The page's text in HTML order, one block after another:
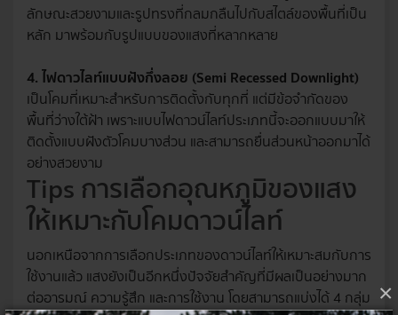
×
ลักษณะสวยงามและรูปทรงที่กลมกลืนไปกับสไตล์ของพื้นที่เป็น
หลัก มาพร้อมกับรูปแบบของแสงที่หลากหลาย
4. ไฟดาวไลท์แบบฝังกึ่งลอย (Semi Recessed Downlight)
เป็นโคมที่เหมาะสำหรับการติดตั้งกับทุกที่ แต่มีข้อจำกัดของ
พื้นที่ว่างใต้ฝ้า เพราะแบบไฟดาวน์ไลท์ประเภทนี้จะออกแบบมาให้
ติดตั้งแบบฝังตัวโคมบางส่วน และสามารถยื่นส่วนหน้าออกมาได้
อย่างสวยงาม
Tips การเลือกอุณหภูมิของแสง
ให้เหมาะกับโคมดาวน์ไลท์
นอกเหนือจากการเลือกประเภทของดาวน์ไลท์ให้เหมาะสมกับการ
ใช้งานแล้ว แสงยังเป็นอีกหนึ่งปัจจัยสำคัญที่มีผลเป็นอย่างมาก
ต่ออารมณ์ ความรู้สึก และการใช้งาน โดยสามารถแบ่งได้ 4 กลุ่ม